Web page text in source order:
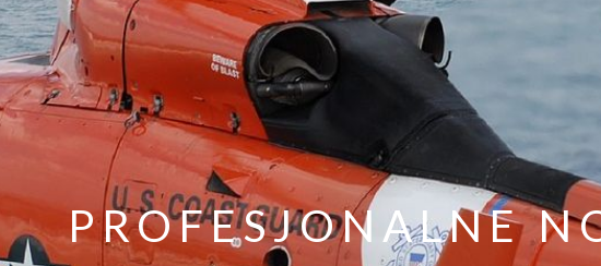
PROFESJONALNE